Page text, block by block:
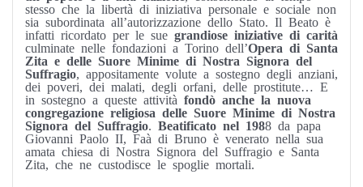
stesso che la libertà di iniziativa personale e sociale non
sia subordinata all’autorizzazione dello Stato. Il Beato è
infatti ricordato per le sue grandiose iniziative di carità
culminate nelle fondazioni a Torino dell’Opera di Santa
Zita e delle Suore Minime di Nostra Signora del
Suffragio, appositamente volute a sostegno degli anziani,
dei poveri, dei malati, degli orfani, delle prostitute… E
in sostegno a queste attività fondò anche la nuova
congregazione religiosa delle Suore Minime di Nostra
Signora del Suffragio. Beatificato nel 1988 da papa
Giovanni Paolo II, Faà di Bruno è venerato nella sua
amata chiesa di Nostra Signora del Suffragio e Santa
Zita, che ne custodisce le spoglie mortali.